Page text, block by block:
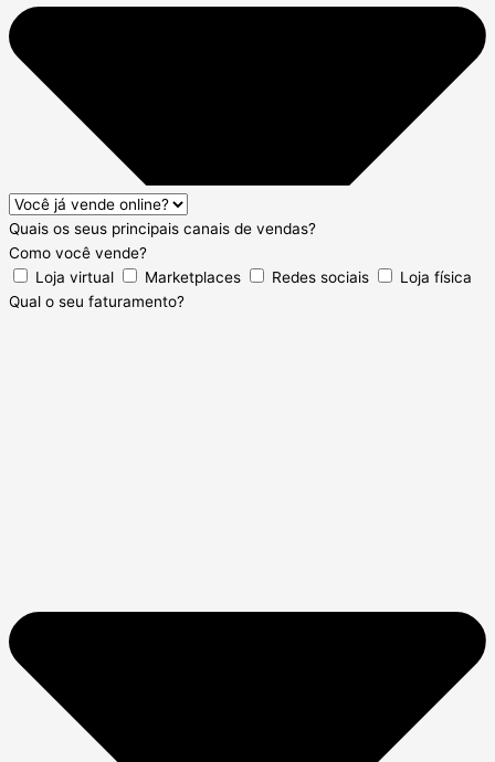
Quais os seus principais canais de vendas?
Como você vende?
Loja virtual
Marketplaces Redes sociais
Loja física
Qual o seu faturamento?